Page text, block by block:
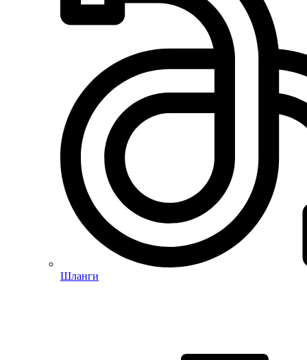
Шланги